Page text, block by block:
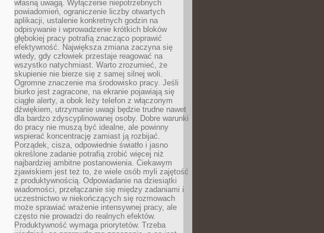
własną uwagą. Wyłączenie niepotrzebnych
powiadomień, ograniczenie liczby otwartych
aplikacji, ustalenie konkretnych godzin na
odpisywanie i wprowadzenie krótkich bloków
głębokiej pracy potrafią znacząco poprawić
efektywność. Największa zmiana zaczyna się
wtedy, gdy człowiek przestaje reagować na
wszystko natychmiast. Warto zrozumieć, że
skupienie nie bierze się z samej silnej woli.
Ogromne znaczenie ma środowisko pracy. Jeśli
biurko jest zagracone, na ekranie pojawiają się
ciągłe alerty, a obok leży telefon z włączonym
dźwiękiem, utrzymanie uwagi będzie trudne nawet
dla bardzo zdyscyplinowanej osoby. Dobre warunki
do pracy nie muszą być idealne, ale powinny
wspierać koncentrację zamiast ją rozbijać.
Porządek, cisza, odpowiednie światło i jasno
określone zadanie potrafią zrobić więcej niż
najbardziej ambitne postanowienia. Ciekawym
zjawiskiem jest też to, że wiele osób myli zajętość
z produktywnością. Odpowiadanie na dziesiątki
wiadomości, przełączanie się między zadaniami i
uczestnictwo w niekończących się rozmowach
może sprawiać wrażenie intensywnej pracy, ale
często nie prowadzi do realnych efektów.
Produktywność wymaga priorytetów. Trzeba